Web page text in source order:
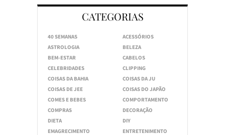
CATEGORIAS
40 SEMANAS
ACESSÓRIOS
ASTROLOGIA
BELEZA
BEM-ESTAR
CABELOS
CELEBRIDADES
CLIPPING
COISAS DA BAHIA
COISAS DA JU
COISAS DE JEE
COISAS DO JAPÃO
COMES E BEBES
COMPORTAMENTO
COMPRAS
DECORAÇÃO
DIETA
DIY
EMAGRECIMENTO
ENTRETENIMENTO